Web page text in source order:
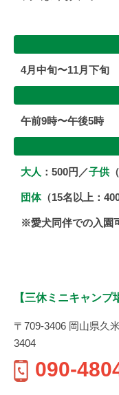
4月中旬〜11月下旬
午前9時〜午後5時
大人 ：500円／子供
団体（15名以上：
※愛犬同伴での入園
【三休ミニキャンプ
〒709-3406 岡山県久
3404
090-